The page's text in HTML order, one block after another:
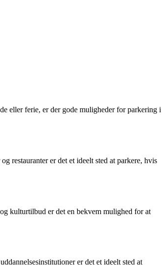
eller ferie, er der gode muligheder for parkering i
restauranter er det et ideelt sted at parkere, hvis
kulturtilbud er det en bekvem mulighed for at
er det et ideelt sted at